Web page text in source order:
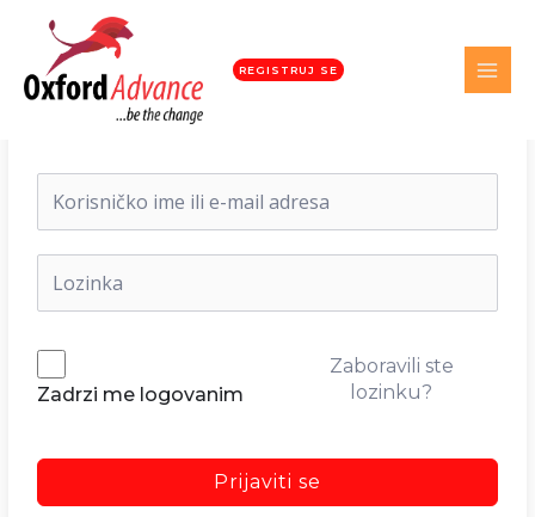
REGISTRUJ SE
Dobrodošli nazad!
Zadrzi me logovanim
Zaboravili ste
lozinku?
Prijaviti se